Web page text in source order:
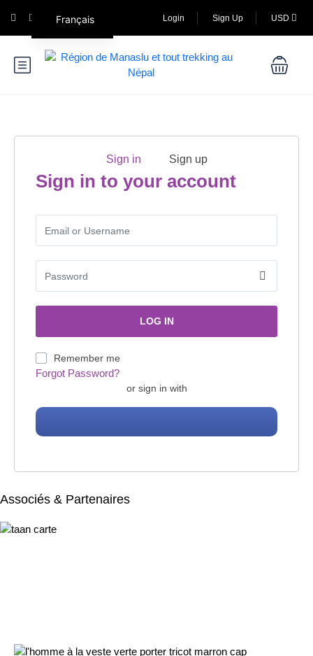
Login Sign Up USD
Sign in Sign up
Sign in to your account
Remember me
Forgot Password?
or sign in with
Associés & Partenaires
Français